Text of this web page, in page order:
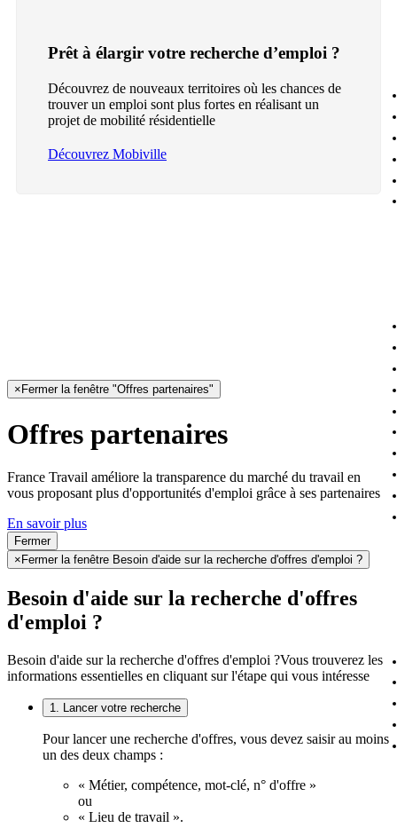
Prêt à élargir votre recherche d’emploi ?
Découvrez de nouveaux territoires où les chances de
trouver un emploi sont plus fortes en réalisant un
projet de mobilité résidentielle
Découvrez Mobiville
× Fermer la fenêtre "Offres partenaires"
Offres partenaires
France Travail améliore la transparence du marché du travail en
vous proposant plus d'opportunités d'emploi grâce à ses partenaires
En savoir plus
Fermer
× Fermer la fenêtre Besoin d'aide sur la recherche d'offres d'emploi ?
Besoin d'aide sur la recherche d'offres
d'emploi ?
Besoin d'aide sur la recherche d'offres d'emploi ?Vous trouverez les
informations essentielles en cliquant sur l'étape qui vous intéresse
1. Lancer votre recherche
Pour lancer une recherche d'offres, vous devez saisir au moins
un des deux champs :
« Métier, compétence, mot-clé, n° d'offre »
ou
« Lieu de travail ».